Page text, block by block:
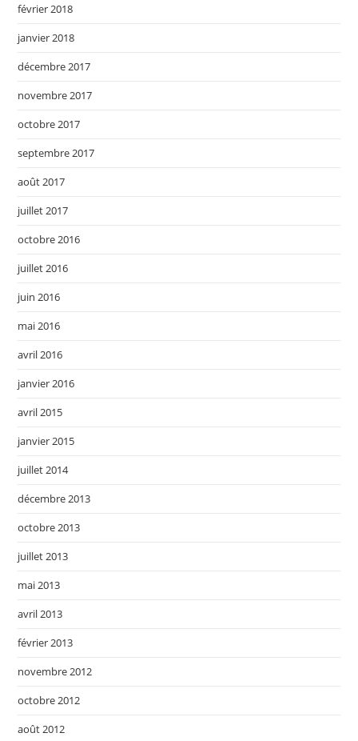
février 2018
janvier 2018
décembre 2017
novembre 2017
octobre 2017
septembre 2017
août 2017
juillet 2017
octobre 2016
juillet 2016
juin 2016
mai 2016
avril 2016
janvier 2016
avril 2015
janvier 2015
juillet 2014
décembre 2013
octobre 2013
juillet 2013
mai 2013
avril 2013
février 2013
novembre 2012
octobre 2012
août 2012